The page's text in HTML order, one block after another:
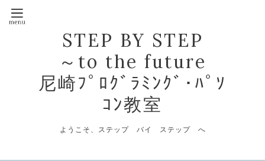
STEP BY STEP
～to the future
尼崎ﾌﾟﾛｸﾞﾗﾐﾝｸﾞ･ﾊﾟｿ
ｺﾝ教室
ようこそ、ステップ バイ ステップ へ